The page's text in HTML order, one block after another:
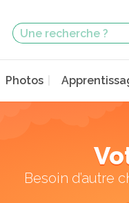
Photos
Besoin d’autre